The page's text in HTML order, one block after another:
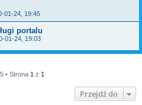
01-24, 19:45
portalu
01-24, 19:03
• Strona 1 z 1
Przejdź do